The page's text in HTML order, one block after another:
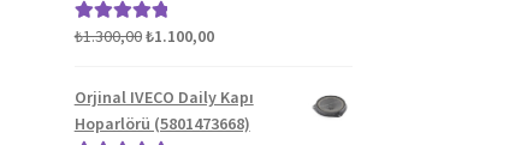
5 üzerinden
₺1.300,00Orijinal
₺1.300,00.
₺1.100,00Şu
fiyat:
₺1.100,00.
Orjinal IVECO Daily Kapı
Hoparlörü (5801473668)